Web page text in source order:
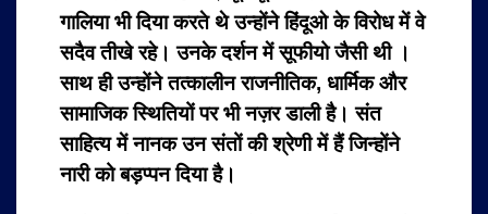
गालिया भी दिया करते थे उन्होंने हिंदूओ के विरोध में वे
सदैव तीखे रहे। उनके दर्शन में सूफीयो जैसी थी ।
साथ ही उन्होंने तत्कालीन राजनीतिक, धार्मिक और
सामाजिक स्थितियों पर भी नज़र डाली है। संत
साहित्य में नानक उन संतों की श्रेणी में हैं जिन्होंने
नारी को बड़प्पन दिया है।